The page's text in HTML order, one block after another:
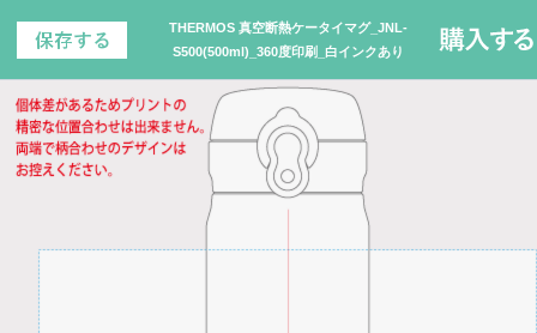
THERMOS 真空断熱ケータイマグ_JNL-
S500(500ml)_360度印刷_白インクあり